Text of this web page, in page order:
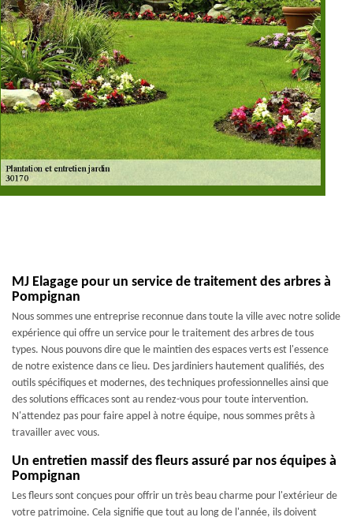
MJ Elagage pour un service de traitement des arbres à
Pompignan
Nous sommes une entreprise reconnue dans toute la ville avec notre solide
expérience qui offre un service pour le traitement des arbres de tous
types. Nous pouvons dire que le maintien des espaces verts est l'essence
de notre existence dans ce lieu. Des jardiniers hautement qualifiés, des
outils spécifiques et modernes, des techniques professionnelles ainsi que
des solutions efficaces sont au rendez-vous pour toute intervention.
N'attendez pas pour faire appel à notre équipe, nous sommes prêts à
travailler avec vous.
Un entretien massif des fleurs assuré par nos équipes à
Pompignan
Les fleurs sont conçues pour offrir un très beau charme pour l'extérieur de
votre patrimoine. Cela signifie que tout au long de l'année, ils doivent